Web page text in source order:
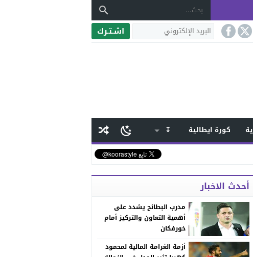
اشـتـرك
كورة ايطالية
↧
أحدث الاخبار
مدرب البطائح يشدد على
أهمية التعاون والتركيز أمام
خورفكان
أزمة الغرامة المالية لمحمود